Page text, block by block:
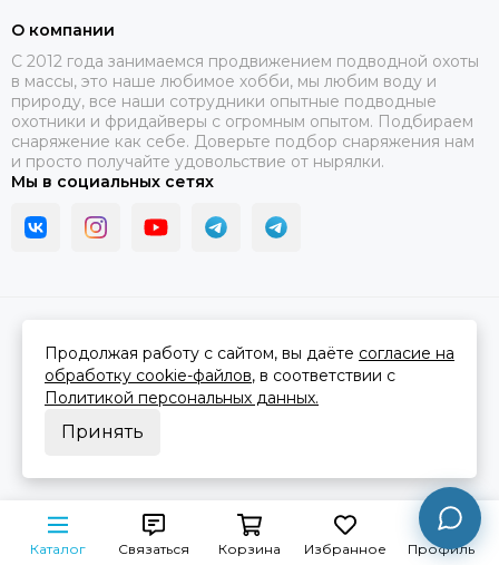
О компании
C 2012 года занимаемся продвижением подводной охоты
в массы, это наше любимое хобби, мы любим воду и
природу, все наши сотрудники опытные подводные
охотники и фридайверы с огромным опытом. Подбираем
снаряжение как себе. Доверьте подбор снаряжения нам
и просто получайте удовольствие от нырялки.
Мы в социальных сетях
Сделано вMOSK.STUDIOдля платформыInSales
Каталог Связаться Корзина Избранное Профиль
Продолжая работу с сайтом, вы даёте согласие на
обработку cookie-файлов, в соответствии с
Политикой персональных данных.
Принять